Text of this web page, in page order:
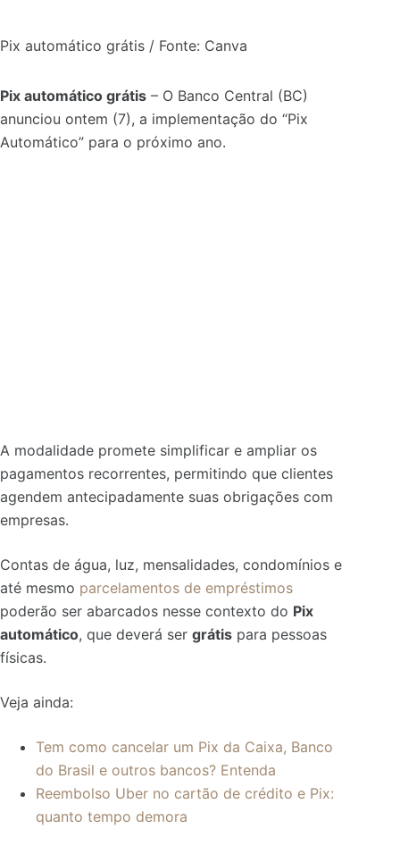
Pix automático grátis / Fonte: Canva
Pix automático grátis – O Banco Central (BC)
anunciou ontem (7), a implementação do “Pix
Automático” para o próximo ano.
A modalidade promete simplificar e ampliar os
pagamentos recorrentes, permitindo que clientes
agendem antecipadamente suas obrigações com
empresas.
Contas de água, luz, mensalidades, condomínios e
até mesmo parcelamentos de empréstimos
poderão ser abarcados nesse contexto do Pix
automático, que deverá ser grátis para pessoas
físicas.
Veja ainda:
Tem como cancelar um Pix da Caixa, Banco
do Brasil e outros bancos? Entenda
Reembolso Uber no cartão de crédito e Pix:
quanto tempo demora